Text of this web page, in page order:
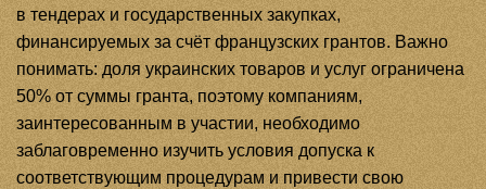
в тендерах и государственных закупках,
финансируемых за счёт французских грантов. Важно
понимать: доля украинских товаров и услуг ограничена
50% от суммы гранта, поэтому компаниям,
заинтересованным в участии, необходимо
заблаговременно изучить условия допуска к
соответствующим процедурам и привести свою